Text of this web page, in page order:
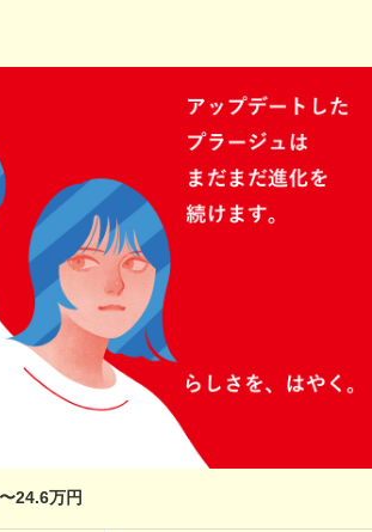
24.6万円